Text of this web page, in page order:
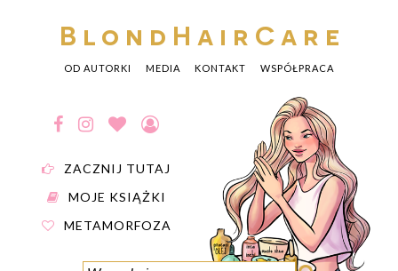
BlondHairCare
OD AUTORKI MEDIA KONTAKT WSPÓŁPRACA
ZACZNIJ TUTAJ
MOJE KSIĄŻKI
METAMORFOZA